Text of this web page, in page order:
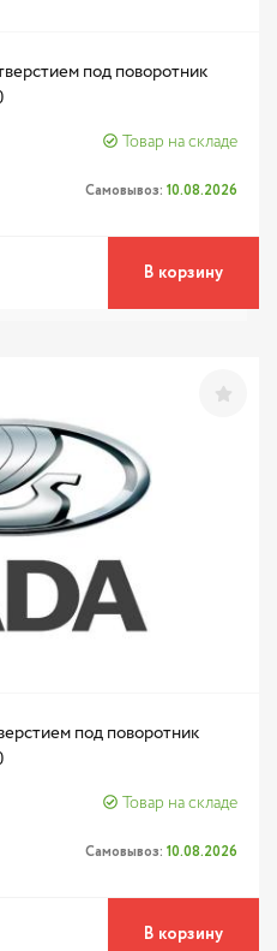
под поворотник
Товар на складе
Самовывоз: 10.08.2026
В корзину
под поворотник
Товар на складе
Самовывоз: 10.08.2026
В корзину